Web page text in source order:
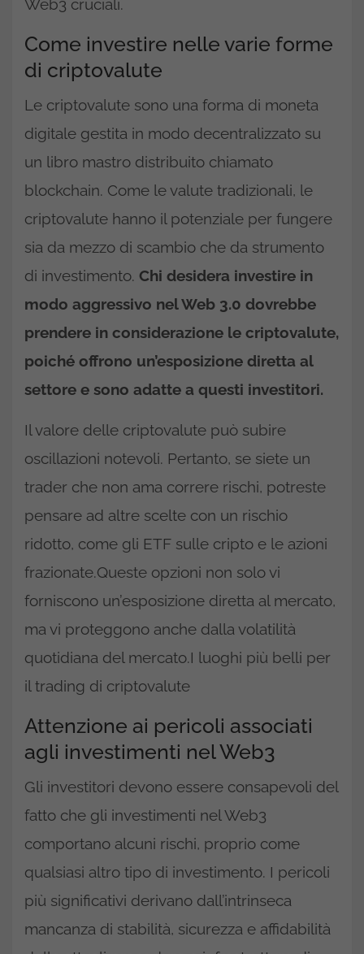
Web3 cruciali.
Come investire nelle varie forme
di criptovalute
Le criptovalute sono una forma di moneta
digitale gestita in modo decentralizzato su
un libro mastro distribuito chiamato
blockchain. Come le valute tradizionali, le
criptovalute hanno il potenziale per fungere
sia da mezzo di scambio che da strumento
di investimento. Chi desidera investire in
modo aggressivo nel Web 3.0 dovrebbe
prendere in considerazione le criptovalute,
poiché offrono un’esposizione diretta al
settore e sono adatte a questi investitori.
Il valore delle criptovalute può subire
oscillazioni notevoli. Pertanto, se siete un
trader che non ama correre rischi, potreste
pensare ad altre scelte con un rischio
ridotto, come gli ETF sulle cripto e le azioni
frazionate.Queste opzioni non solo vi
forniscono un’esposizione diretta al mercato,
ma vi proteggono anche dalla volatilità
quotidiana del mercato.I luoghi più belli per
il trading di criptovalute
Attenzione ai pericoli associati
agli investimenti nel Web3
Gli investitori devono essere consapevoli del
fatto che gli investimenti nel Web3
comportano alcuni rischi, proprio come
qualsiasi altro tipo di investimento. I pericoli
più significativi derivano dall’intrinseca
mancanza di stabilità, sicurezza e affidabilità